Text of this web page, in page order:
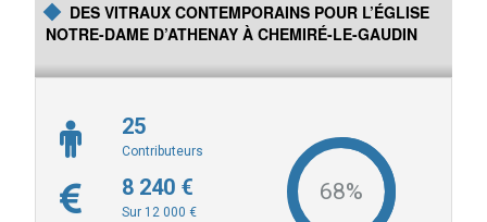
DES VITRAUX CONTEMPORAINS POUR L’ÉGLISE
NOTRE-DAME D’ATHENAY À CHEMIRÉ-LE-GAUDIN
25
Contributeurs
8 240 €
Sur 12 000 €